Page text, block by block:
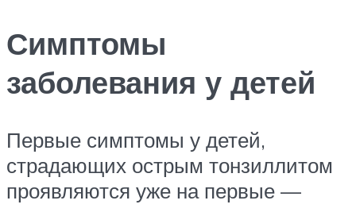
Симптомы
заболевания у детей
Первые симптомы у детей,
страдающих острым тонзиллитом
проявляются уже на первые —